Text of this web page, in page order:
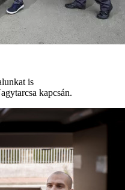
is
kapcsán.